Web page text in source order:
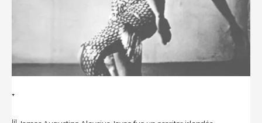
+
[i]